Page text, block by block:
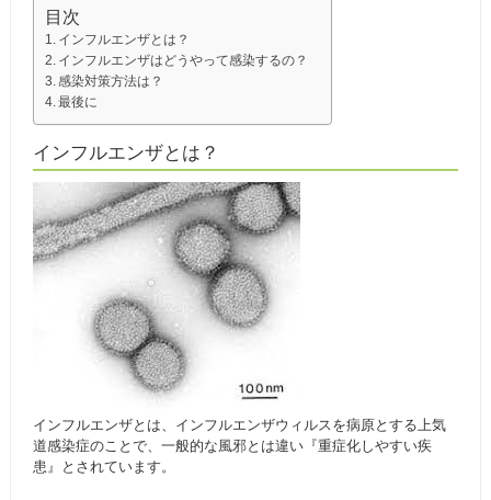
目次
インフルエンザとは？
インフルエンザはどうやって感染するの？
感染対策方法は？
最後に
インフルエンザとは？
インフルエンザとは、インフルエンザウィルスを病原とする上気
道感染症のことで、一般的な風邪とは違い『重症化しやすい疾
患』とされています。